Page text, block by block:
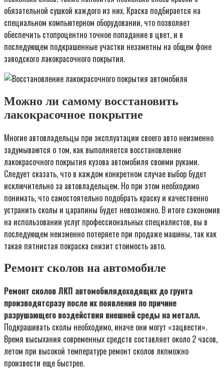
обязательной сушкой каждого из них. Краска подбирается на
специальном компьютерном оборудовании, что позволяет
обеспечить стопроцентно точное попадание в цвет, и в
последующем подкрашенные участки незаметны на общем фоне
заводского лакокрасочного покрытия.
Можно ли самому восстановить
лакокрасочное покрытие
Многие автовладельцы при эксплуатации своего авто неизменно
задумываются о том, как выполняется восстановление
лакокрасочного покрытия кузова автомобиля своими руками.
Следует сказать, что в каждом конкретном случае выбор будет
исключительно за автовладельцем. Но при этом необходимо
понимать, что самостоятельно подобрать краску и качественно
устранить сколы и царапины будет невозможно. В итоге сэкономив
на использовании услуг профессиональных специалистов, вы в
последующем неизменно потеряете при продаже машины, так как
такая пятнистая покраска снизит стоимость авто.
Ремонт сколов на автомобиле
Ремонт сколов ЛКП автомобилядоходящих до грунта
производятсразу после их появления по причине
разрушающего воздействия внешней среды на металл.
Подкрашивать сколы необходимо, иначе они могут «зацвести».
Время высыхания современных средств составляет около 2 часов,
летом при высокой температуре ремонт сколов лкпможно
произвести еще быстрее.